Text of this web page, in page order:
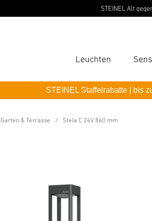
STEINEL Alt
Leuchten
STEINEL Staffelrabatte | bis
Garten & Terrasse Stela C 24V 860 mm